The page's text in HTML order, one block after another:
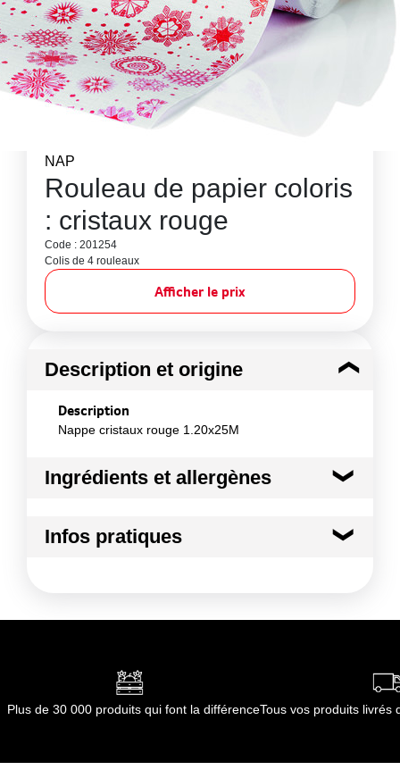
NAP
Rouleau de papier coloris
: cristaux rouge
Code : 201254
Colis de 4 rouleaux
Afficher le prix
Description et origine
Description
Nappe cristaux rouge 1.20x25M
Ingrédients et allergènes
Non applicable
Infos pratiques
Durée totale du produit :non définie
Opérations
Plus de 30 000 produits qui font la différenceTous vos produits livrés